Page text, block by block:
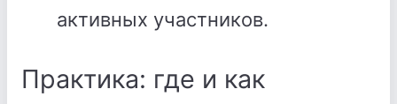
активных участников.
Практика: где и как